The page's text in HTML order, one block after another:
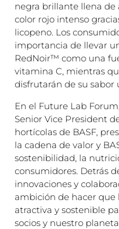
negra brillante llena de
color rojo intenso
licopeno. Los
importancia de llevar
RedNoir™ como una
vitamina C, mientras
disfrutarán de su sabor
En el Future Lab
Senior Vice President
hortícolas de BASF,
la cadena de valor y
sostenibilidad, la
consumidores. Detrás
innovaciones y
ambición de hacer que
atractiva y sostenible
socios y nuestro